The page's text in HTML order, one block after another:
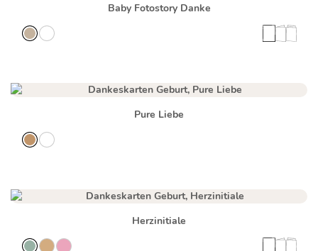
Baby Fotostory Danke
Pure Liebe
Herzinitiale